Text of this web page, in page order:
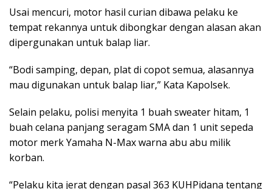
Usai mencuri, motor hasil curian dibawa pelaku ke
tempat rekannya untuk dibongkar dengan alasan akan
dipergunakan untuk balap liar.
“Bodi samping, depan, plat di copot semua, alasannya
mau digunakan untuk balap liar,” Kata Kapolsek.
Selain pelaku, polisi menyita 1 buah sweater hitam, 1
buah celana panjang seragam SMA dan 1 unit sepeda
motor merk Yamaha N-Max warna abu abu milik
korban.
“Pelaku kita jerat dengan pasal 363 KUHPidana tentang